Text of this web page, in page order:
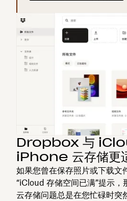
Dropbox 与
iPhone 云存储更
如果您曾在保存照片或下载文
“iCloud 存储空间已满”提示，
云存储问题总是在您忙碌时突